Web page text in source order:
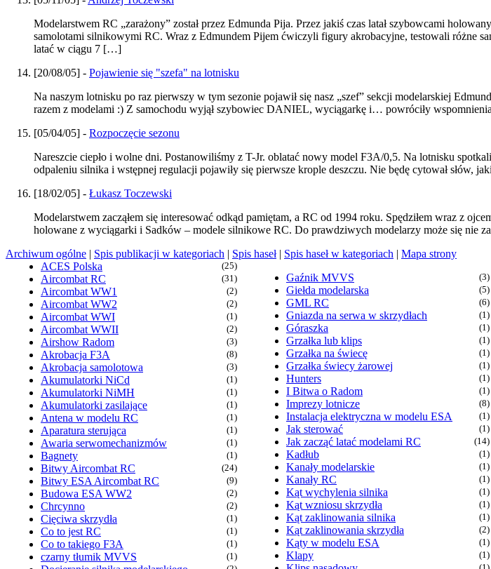
Modelarstwem RC „zarażony” został przez Edmunda Pija. Przez jakiś czas latał szybowcami
samolotami silnikowymi RC. Wraz z Edmundem Pijem ćwiczyli figury akrobacyjne, testowali różne
latać w ciągu 7 […]
[20/08/05] - Pojawienie się "szefa" na lotnisku
Na naszym lotnisku po raz pierwszy w tym sezonie pojawił się nasz „szef” sekcji modelarskiej
razem z modelami :) Z samochodu wyjął szybowiec DANIEL, wyciągarkę i… powróciły
[05/04/05] - Rozpoczęcie sezonu
Nareszcie ciepło i wolne dni. Postanowiliśmy z T-Jr. oblatać nowy model F3A/0,5. Na lotnisku
odpaleniu silnika i wstępnej regulacji pojawiły się pierwsze krople deszczu. Nie będę cytował słów,
[18/02/05] - Łukasz Toczewski
Modelarstwem zacząłem się interesować odkąd pamiętam, a RC od 1994 roku. Spędziłem wraz z
holowane z wyciągarki i Sadków – modele silnikowe RC. Do prawdziwych modelarzy może się nie
Archiwum ogólne | Spis publikacji w kategoriach | Spis haseł| Spis haseł w kategoriach | Mapa strony
ACES Polska
(25)
Aircombat RC (31)
Aircombat WW1 (2)
Aircombat WW2 (2)
Aircombat WWI (1)
Aircombat WWII (2)
Airshow Radom (3)
Akrobacja F3A (8)
Akrobacja samolotowa (3)
Akumulatorki NiCd (1)
Akumulatorki NiMH (1)
Akumulatorki zasilające (1)
Antena w modelu RC (1)
Aparatura sterująca (1)
Awaria serwomechanizmów (1)
Bagnety (1)
Bitwy Aircombat RC (24)
Bitwy ESA Aircombat RC (9)
Budowa ESA WW2 (2)
Chrcynno (2)
Cięciwa skrzydła (1)
Co to jest RC (1)
Co to takiego F3A (1)
czarny tłumik MVVS (1)
Gaźnik MVVS (3)
Giełda modelarska (5)
GML RC (6)
Gniazda na serwa w skrzydłach (1)
Góraszka (1)
Grzałka lub klips (1)
Grzałka na świecę (1)
Grzałka świecy żarowej (1)
Hunters (1)
I Bitwa o Radom (1)
Imprezy lotnicze (8)
Instalacja elektryczna w modelu ESA (1)
Jak sterować (1)
Jak zacząć latać modelami RC (14)
Kadłub (1)
Kanały modelarskie (1)
Kanały RC (1)
Kąt wychylenia silnika (1)
Kąt wzniosu skrzydła (1)
Kąt zaklinowania silnika (1)
Kąt zaklinowania skrzydła (2)
Kąty w modelu ESA (1)
Klapy (1)